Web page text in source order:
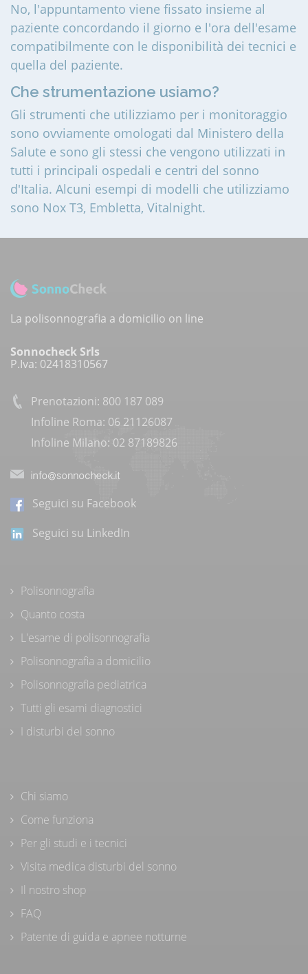
No, l'appuntamento viene fissato insieme al
paziente concordando il giorno e l'ora dell'esame
compatibilmente con le disponibilità dei tecnici e
quella del paziente.
Che strumentazione usiamo?
Gli strumenti che utilizziamo per i monitoraggio
sono ovviamente omologati dal Ministero della
Salute e sono gli stessi che vengono utilizzati in
tutti i principali ospedali e centri del sonno
d'Italia. Alcuni esempi di modelli che utilizziamo
sono Nox T3, Embletta, Vitalnight.
La polisonnografia a domicilio on line
Sonnocheck Srls
P.Iva: 02418310567
Prenotazioni: 800 187 089
Infoline Roma: 06 21126087
Infoline Milano: 02 87189826
Seguici su Facebook
Seguici su LinkedIn
Polisonnografia
Quanto costa
L'esame di polisonnografia
Polisonnografia a domicilio
Polisonnografia pediatrica
Tutti gli esami diagnostici
I disturbi del sonno
Chi siamo
Come funziona
Per gli studi e i tecnici
Visita medica disturbi del sonno
Il nostro shop
FAQ
Patente di guida e apnee notturne